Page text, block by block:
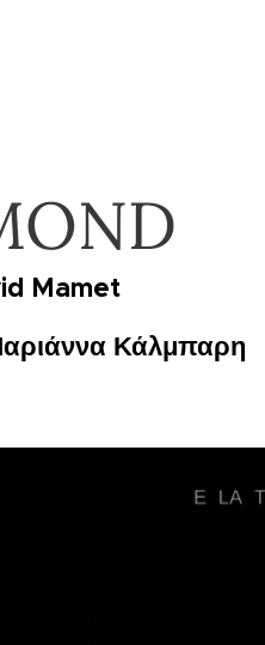
Mamet
Κάλμπαρη